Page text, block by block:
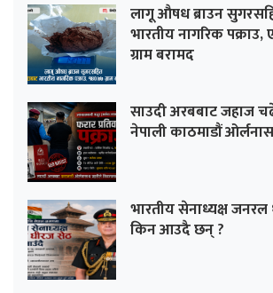
लागू औषध ब्राउन
भारतीय नागरिक
ग्राम बरामद
साउदी अरबबाट जहाज
नेपाली काठमाडौं
भारतीय सेनाध्यक्ष
किन आउदै छन् ?